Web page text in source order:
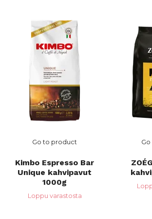
Go to product
Kimbo Espresso Bar
Unique kahvipavut
1000g
Loppu varastosta